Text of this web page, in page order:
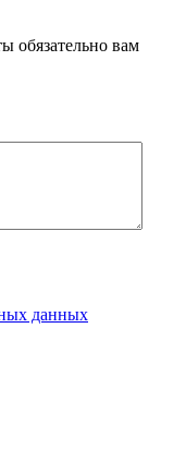
обязательно вам
данных